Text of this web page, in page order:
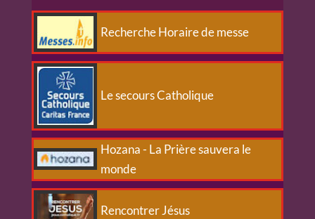
Recherche Horaire de messe
Le secours Catholique
Hozana - La Prière sauvera le
monde
Rencontrer Jésus